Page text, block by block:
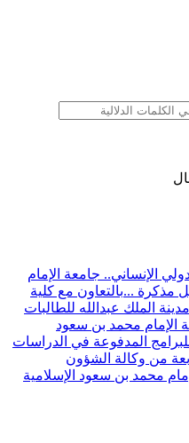
الإنساني.. جامعة الإمام
مذكرة ...بالتعاون مع كلية
الملك عبدالله للطالبات
الإمام محمد بن سعود
المدفوعة في الدراسات
من وكالة الشؤون
محمد بن سعود الإسلامية